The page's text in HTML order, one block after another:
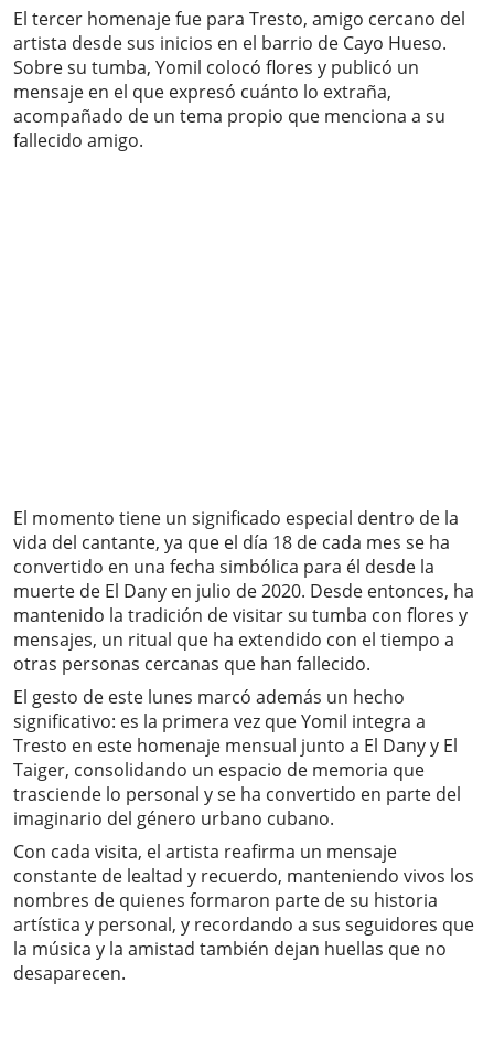
El tercer homenaje fue para Tresto, amigo cercano del
artista desde sus inicios en el barrio de Cayo Hueso.
Sobre su tumba, Yomil colocó flores y publicó un
mensaje en el que expresó cuánto lo extraña,
acompañado de un tema propio que menciona a su
fallecido amigo.
El momento tiene un significado especial dentro de la
vida del cantante, ya que el día 18 de cada mes se ha
convertido en una fecha simbólica para él desde la
muerte de El Dany en julio de 2020. Desde entonces, ha
mantenido la tradición de visitar su tumba con flores y
mensajes, un ritual que ha extendido con el tiempo a
otras personas cercanas que han fallecido.
El gesto de este lunes marcó además un hecho
significativo: es la primera vez que Yomil integra a
Tresto en este homenaje mensual junto a El Dany y El
Taiger, consolidando un espacio de memoria que
trasciende lo personal y se ha convertido en parte del
imaginario del género urbano cubano.
Con cada visita, el artista reafirma un mensaje
constante de lealtad y recuerdo, manteniendo vivos los
nombres de quienes formaron parte de su historia
artística y personal, y recordando a sus seguidores que
la música y la amistad también dejan huellas que no
desaparecen.